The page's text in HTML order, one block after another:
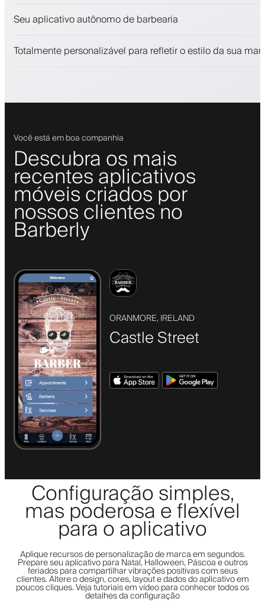
Envolva clientes com um programa de fidelidade
Seu aplicativo autônomo de barbearia
Totalmente personalizável para refletir o estilo da sua
Você está em boa companhia
Descubra os mais
recentes aplicativos
móveis criados por
nossos clientes no
Barberly
ORANMORE, IRELAND
Castle Street
Configuração simples,
mas poderosa e flexível
para o aplicativo
Aplique recursos de personalização de marca em segundos.
Prepare seu aplicativo para Natal, Halloween, Páscoa e outros
feriados para compartilhar vibrações positivas com seus
clientes. Altere o design, cores, layout e dados do aplicativo em
poucos cliques. Veja tutoriais em vídeo para conhecer todos os
detalhes da configuração